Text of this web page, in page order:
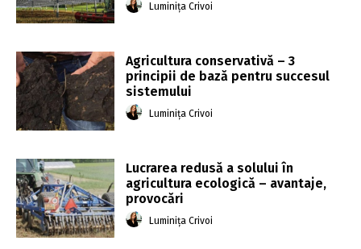
Luminița Crivoi
Agricultura conservativă – 3
principii de bază pentru succesul
sistemului
Luminița Crivoi
Lucrarea redusă a solului în
agricultura ecologică – avantaje,
provocări
Luminița Crivoi